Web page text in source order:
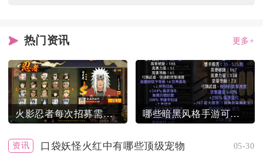
热门资讯 更多+
火影忍者每次招募需要多少金币 哪些暗黑风格手游可以进行装备打造
资讯 口袋妖怪火红中有哪些顶级宠物 05-30